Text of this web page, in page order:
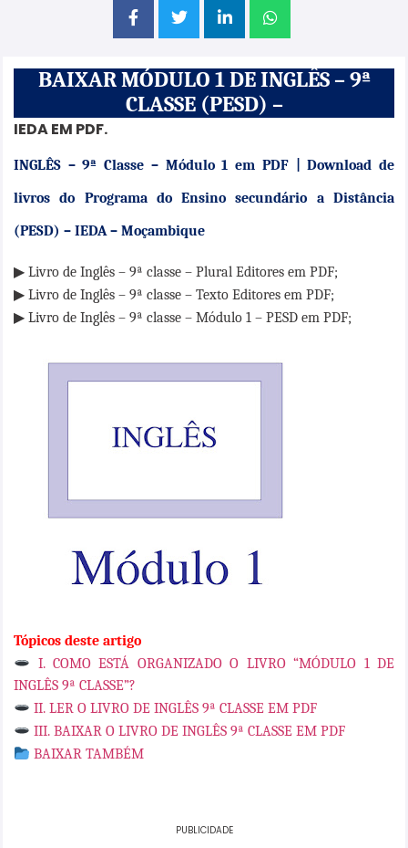
BAIXAR MÓDULO 1 DE INGLÊS – 9ª
CLASSE (PESD) –
IEDA EM PDF.
INGLÊS – 9ª Classe – Módulo 1 em PDF | Download de
livros do Programa do Ensino secundário a Distância
(PESD) – IEDA – Moçambique
▶ Livro de Inglês – 9ª classe – Plural Editores em PDF;
▶ Livro de Inglês – 9ª classe – Texto Editores em PDF;
▶ Livro de Inglês – 9ª classe – Módulo 1 – PESD em PDF;
Tópicos deste artigo
I. COMO ESTÁ ORGANIZADO O LIVRO “MÓDULO 1 DE
INGLÊS 9ª CLASSE”?
II. LER O LIVRO DE INGLÊS 9ª CLASSE EM PDF
III. BAIXAR O LIVRO DE INGLÊS 9ª CLASSE EM PDF
BAIXAR TAMBÉM
PUBLICIDADE